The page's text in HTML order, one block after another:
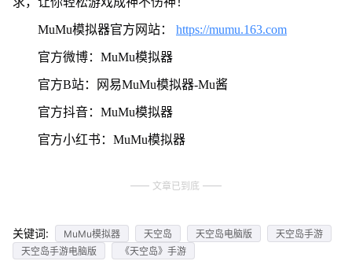
MuMu模拟器官方网站： https://mumu.163.com
官方微博：MuMu模拟器
官方B站：网易MuMu模拟器-Mu酱
官方抖音：MuMu模拟器
官方小红书：MuMu模拟器
文章已到底
关键词: MuMu模拟器 天空岛 天空岛电脑版
天空岛手游
天空岛手游电脑版
《天空岛》手游